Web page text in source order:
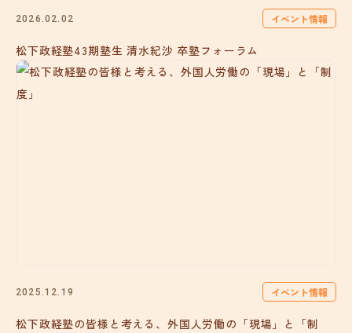
2026.02.02 イベント情報
松下政経塾43期塾生 清水紀沙 卒塾フォーラム
2025.12.19 イベント情報
松下政経塾の皆様と考える、外国人労働の「現場」と「制